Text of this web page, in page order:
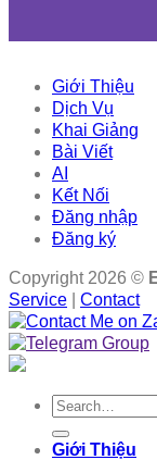
Giới Thiệu
Dịch Vụ
Khai Giảng
Bài Viết
AI
Kết Nối
Đăng nhập
Đăng ký
Copyright 2026 ©
Service
Contact
Search
Giới Thiệu